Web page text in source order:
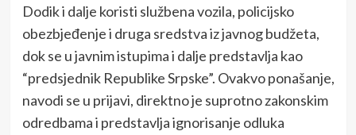
Dodik i dalje koristi službena vozila, policijsko
obezbjeđenje i druga sredstva iz javnog budžeta,
dok se u javnim istupima i dalje predstavlja kao
“predsjednik Republike Srpske”. Ovakvo ponašanje,
navodi se u prijavi, direktno je suprotno zakonskim
odredbama i predstavlja ignorisanje odluka